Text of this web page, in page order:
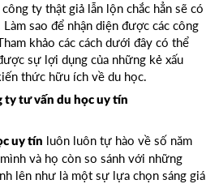
ty thật giả lẫn lộn chắc hẳn sẽ có
Làm sao để nhận diện được các công
khảo các cách dưới đây có thể
sự lợi dụng của những kẻ xấu
thức hữu ích về du học.
ty tư vấn du học uy tín
uy tín luôn luôn tự hào về số năm
và họ còn so sánh với những
lên như là một sự lựa chọn sáng giá